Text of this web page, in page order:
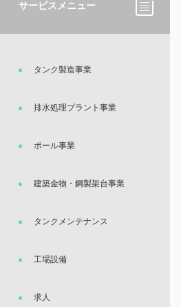
サービスメニュー
タンク製造事業
排水処理プラント事業
ポール事業
建築金物・鋼製架台事業
タンクメンテナンス
工場設備
求人